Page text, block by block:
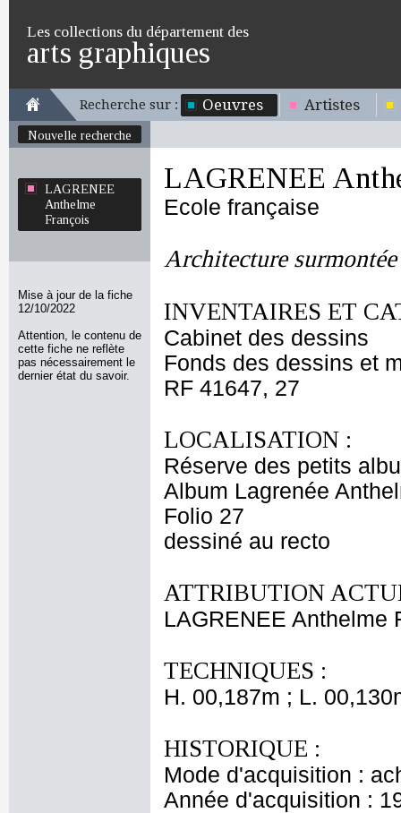
Les collections du département des
arts graphiques
Recherche sur : Oeuvres Artistes
Nouvelle recherche
LAGRENEE
Anthelme
François
Mise à jour de la fiche
12/10/2022
Attention, le contenu de
cette fiche ne reflète
pas nécessairement le
dernier état du savoir.
LAGRENEE
Ecole française
Architecture
INVENTAIRES ET
Cabinet des dessins
Fonds des dessins et
RF 41647, 27
LOCALISATION :
Réserve des petits
Album Lagrenée
Folio 27
dessiné au recto
ATTRIBUTION
LAGRENEE Anthelme
TECHNIQUES :
H. 00,187m ; L.
HISTORIQUE :
Mode d'acquisition :
Année d'acquisition :